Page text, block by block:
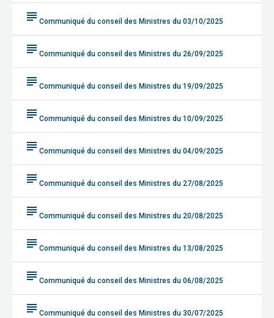
subject Communiqué du conseil des Ministres du 03/10/2025
subject Communiqué du conseil des Ministres du 26/09/2025
subject Communiqué du conseil des Ministres du 19/09/2025
subject Communiqué du conseil des Ministres du 10/09/2025
subject Communiqué du conseil des Ministres du 04/09/2025
subject Communiqué du conseil des Ministres du 27/08/2025
subject Communiqué du conseil des Ministres du 20/08/2025
subject Communiqué du conseil des Ministres du 13/08/2025
subject Communiqué du conseil des Ministres du 06/08/2025
subject Communiqué du conseil des Ministres du 30/07/2025